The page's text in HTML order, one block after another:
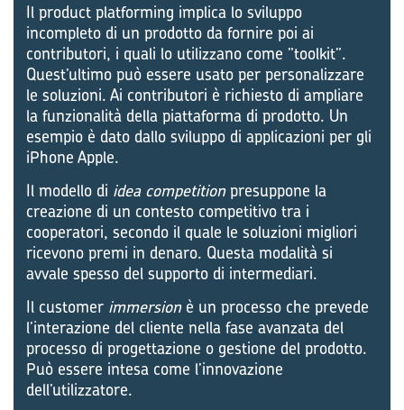
Il product platforming implica lo sviluppo
incompleto di un prodotto da fornire poi ai
contributori, i quali lo utilizzano come ”toolkit”.
Quest’ultimo può essere usato per personalizzare
le soluzioni. Ai contributori è richiesto di ampliare
la funzionalità della piattaforma di prodotto. Un
esempio è dato dallo sviluppo di applicazioni per gli
iPhone Apple.
Il modello di idea competitionpresuppone la
creazione di un contesto competitivo tra i
cooperatori, secondo il quale le soluzioni migliori
ricevono premi in denaro. Questa modalità si
avvale spesso del supporto di intermediari.
Il customer immersionè un processo che prevede
l’interazione del cliente nella fase avanzata del
processo di progettazione o gestione del prodotto.
Può essere intesa come l’innovazione
dell’utilizzatore.